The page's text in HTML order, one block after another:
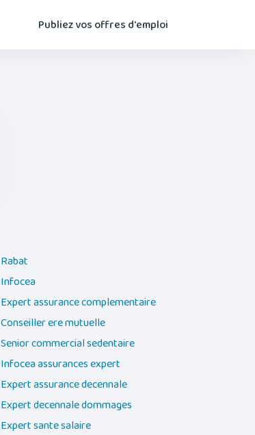
Publiez vos offres d'emploi
Rabat
Infocea
Expert assurance complementaire
Conseiller ere mutuelle
Senior commercial sedentaire
Infocea assurances expert
Expert assurance decennale
Expert decennale dommages
Expert sante salaire